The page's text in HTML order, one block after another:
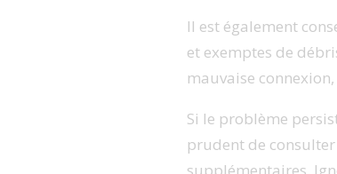
Il est également
et exemptes de
mauvaise
Si le problème
prudent de